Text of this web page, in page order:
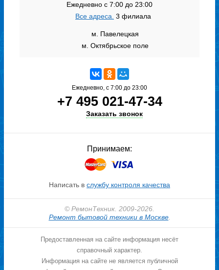
Ежедневно с 7:00 до 23:00
Все адреса. 3 филиала
м. Павелецкая
м. Октябрьское поле
Ежедневно, с 7:00 до 23:00
+7 495 021-47-34
Заказать звонок
Принимаем:
Написать в службу контроля качества
© РемонТехник. 2009-2026.
Ремонт бытовой техники в Москве.
Предоставленная на сайте информация несёт
справочный характер.
Информация на сайте не является публичной